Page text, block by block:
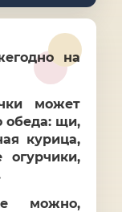
на
может
обеда: щи,
курица,
огурчики,
можно,